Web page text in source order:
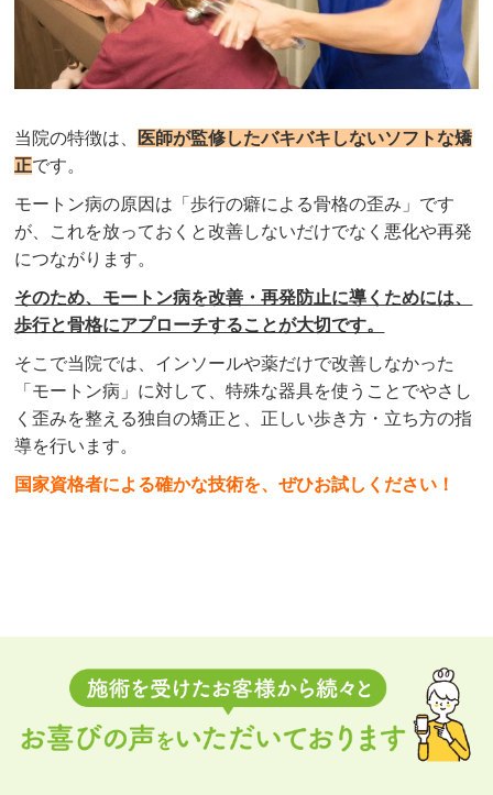
当院の特徴は、
医師が監修したバキバキしないソフトな矯
正です。
モートン病の原因は「歩行の癖による骨格の歪み」です
が、これを放っておくと改善しないだけでなく悪化や再発
につながります。
そのため、モートン病を改善・再発防止に導くためには、
歩行と骨格にアプローチすることが大切です。
そこで当院では、インソールや薬だけで改善しなかった
「モートン病 」に対して、特殊な器具を使うことでやさし
く歪みを整える独自の矯正と、正しい歩き方・立ち方の指
導を行います。
国家資格者による確かな技術を、ぜひお試しください！